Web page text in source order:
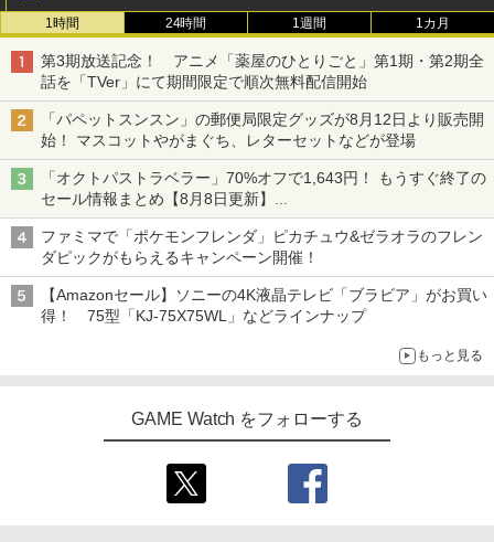
1時間 24時間 1週間 1カ月
第3期放送記念！ アニメ「薬屋のひとりごと」第1期・第2期全
話を「TVer」にて期間限定で順次無料配信開始
「パペットスンスン」の郵便局限定グッズが8月12日より販売開
始！ マスコットやがまぐち、レターセットなどが登場
「オクトパストラベラー」70%オフで1,643円！ もうすぐ終了の
セール情報まとめ【8月8日更新】
ニンテンドーeショップでは「大神 絶景版」が67%オフで990円
ファミマで「ポケモンフレンダ」ピカチュウ&ゼラオラのフレン
ダピックがもらえるキャンペーン開催！
【Amazonセール】ソニーの4K液晶テレビ「ブラビア」がお買い
得！ 75型「KJ-75X75WL」などラインナップ
もっと見る
GAME Watch をフォローする